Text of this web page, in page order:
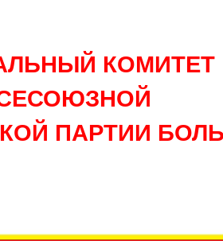
КОМИТЕТ
ПАРТИИ